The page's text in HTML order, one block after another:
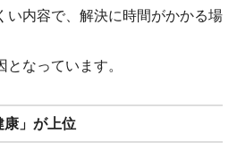
い内容で、解決に時間がかかる場
なっています。
康」が上位